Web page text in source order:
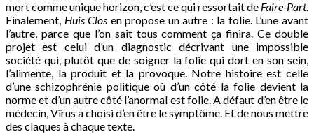
mort comme unique horizon, c’est ce qui ressortait de Faire-Part.
Finalement, Huis Clos en propose un autre : la folie. L’une avant
l’autre, parce que l’on sait tous comment ça finira. Ce double
projet est celui d’un diagnostic décrivant une impossible
société qui, plutôt que de soigner la folie qui dort en son sein,
l’alimente, la produit et la provoque. Notre histoire est celle
d’une schizophrénie politique où d’un côté la folie devient la
norme et d’un autre côté l’anormal est folie. A défaut d’en être le
médecin, Vîrus a choisi d’en être le symptôme. Et de nous mettre
des claques à chaque texte.